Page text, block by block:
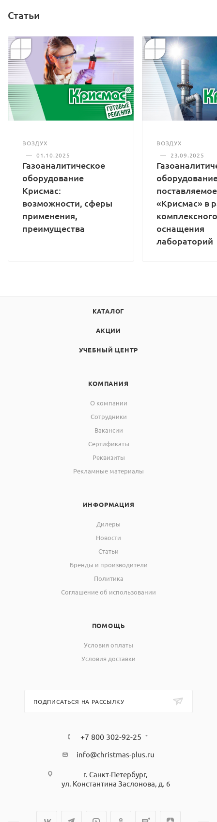
Статьи
ВОЗДУХ
— 01.10.2025
Газоаналитическое
оборудование
Крисмас:
возможности, сферы
применения,
преимущества
ВОЗДУХ
—
23.09.2025
«Крисмас» в
комплексного
оснащения
лабораторий
КАТАЛОГ
АКЦИИ
УЧЕБНЫЙ ЦЕНТР
КОМПАНИЯ
О компании
Сотрудники
Вакансии
Сертификаты
Реквизиты
Рекламные материалы
ИНФОРМАЦИЯ
Дилеры
Новости
Статьи
Бренды и производители
Политика
Соглашение об использовании
ПОМОЩЬ
Условия оплаты
Условия доставки
ПОДПИСАТЬСЯ НА РАССЫЛКУ
+7 800 302-92-25
info@christmas-plus.ru
г. Санкт-Петербург,
ул. Константина Заслонова, д. 6